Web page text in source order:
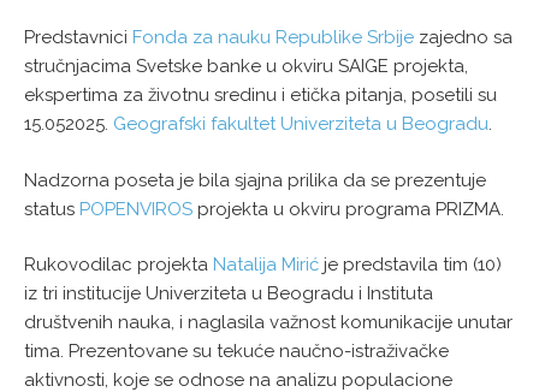
Predstavnici Fonda za nauku Republike Srbije zajedno sa
stručnjacima Svetske banke u okviru SAIGE projekta,
ekspertima za životnu sredinu i etička pitanja, posetili su
15.052025. Geografski fakultet Univerziteta u Beogradu.
Nadzorna poseta je bila sjajna prilika da se prezentuje
status POPENVIROS projekta u okviru programa PRIZMA.
Rukovodilac projekta Natalija Mirić je predstavila tim (10)
iz tri institucije Univerziteta u Beogradu i Instituta
društvenih nauka, i naglasila važnost komunikacije unutar
tima. Prezentovane su tekuće naučno-istraživačke
aktivnosti, koje se odnose na analizu populacione